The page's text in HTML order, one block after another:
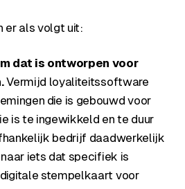
er als volgt uit:
dat is ontworpen voor
Vermijd loyaliteitssoftware
die is gebouwd voor
is te ingewikkeld en te duur
bedrijf daadwerkelijk
iets dat specifiek is
stempelkaart voor